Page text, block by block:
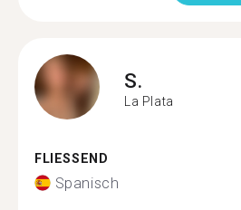
S.
La Plata
FLIESSEND
Spanisch